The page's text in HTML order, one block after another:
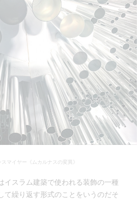
マイヤー《ムカルナスの変異》
イスラム建築で使われる装飾の一種
て繰り返す形式のことをいうのだそ